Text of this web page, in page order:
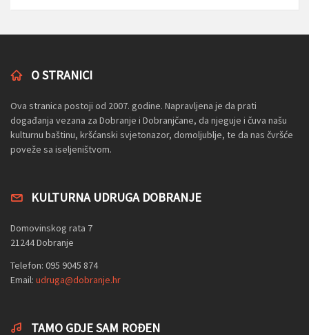
O STRANICI
Ova stranica postoji od 2007. godine. Napravljena je da prati
događanja vezana za Dobranje i Dobranjčane, da njeguje i čuva našu
kulturnu baštinu, kršćanski svjetonazor, domoljublje, te da nas čvršće
poveže sa iseljeništvom.
KULTURNA UDRUGA DOBRANJE
Domovinskog rata 7
21244 Dobranje
Telefon: 095 9045 874
Email: udruga@dobranje.hr
TAMO GDJE SAM ROĐEN